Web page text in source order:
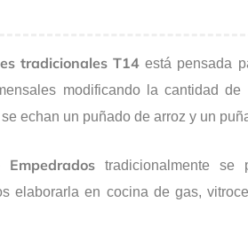
tradicionales T14 está pensada
modificando la cantidad
echan un puñado de arroz y un
Empedrados tradicionalmente
elaborarla en cocina de gas,